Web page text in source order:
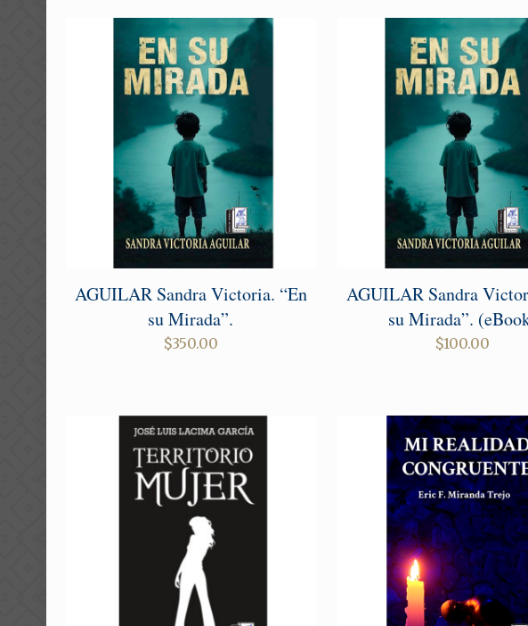
AGUILAR Sandra Victoria. “En
su Mirada”.
$350.00
AGUILAR Sandra
su Mirada”.
$100.00